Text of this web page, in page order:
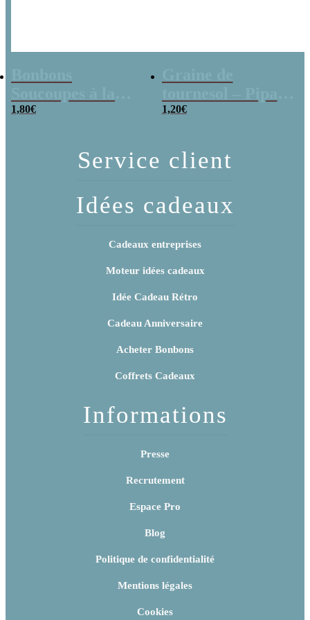
poudre (x20)
1,80€
x 3
1,20€
Service client
Idées cadeaux
Cadeaux entreprises
Moteur idées cadeaux
Idée Cadeau Rétro
Cadeau Anniversaire
Acheter Bonbons
Coffrets Cadeaux
Informations
Presse
Recrutement
Espace Pro
Blog
Politique de confidentialité
Mentions légales
Cookies